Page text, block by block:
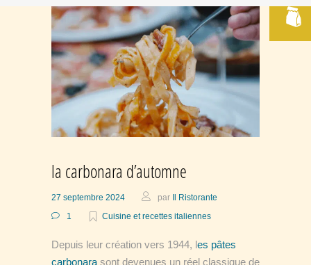
la carbonara d’automne
27 septembre 2024 par Il Ristorante
1
Cuisine et recettes italiennes
Depuis leur création vers 1944, les pâtes
carbonara sont devenues un réel classique de